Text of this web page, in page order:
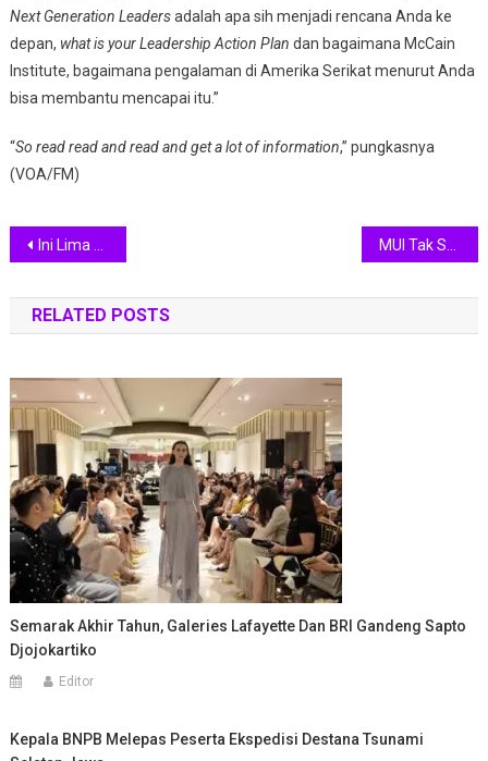
Next Generation Leadersadalah apa sih menjadi rencana Anda ke
depan, what is your Leadership Action Plan dan bagaimana McCain
Institute, bagaimana pengalaman di Amerika Serikat menurut Anda
bisa membantu mencapai itu.”
“So read read and read and get a lot of information,” pungkasnya
(VOA/FM)
Navigasi
pos
Ini Lima Srikandi di Kabinet Indonesia Maju
RELATED POSTS
Semarak Akhir Tahun, Galeries Lafayette Dan BRI Gandeng Sapto
Djojokartiko
Editor
Kepala BNPB Melepas Peserta Ekspedisi Destana Tsunami